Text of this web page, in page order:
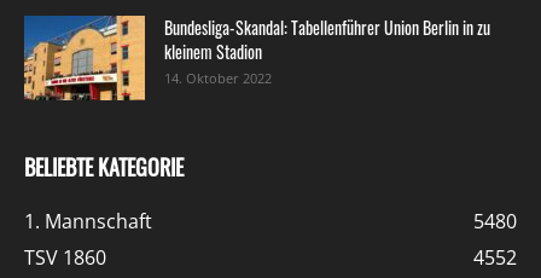
Bundesliga-Skandal: Tabellenführer Union Berlin in zu
kleinem Stadion
14. Oktober 2022
BELIEBTE KATEGORIE
1. Mannschaft
5480
TSV 1860
4552